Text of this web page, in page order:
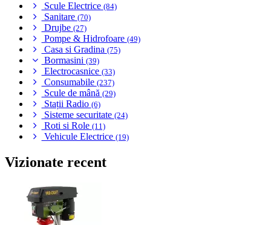
Scule Electrice (84)
Sanitare (70)
Drujbe (27)
Pompe & Hidrofoare (49)
Casa si Gradina (75)
Bormasini (39)
Electrocasnice (33)
Consumabile (237)
Scule de mână (29)
Stații Radio (6)
Sisteme securitate (24)
Roti si Role (11)
Vehicule Electrice (19)
Vizionate recent